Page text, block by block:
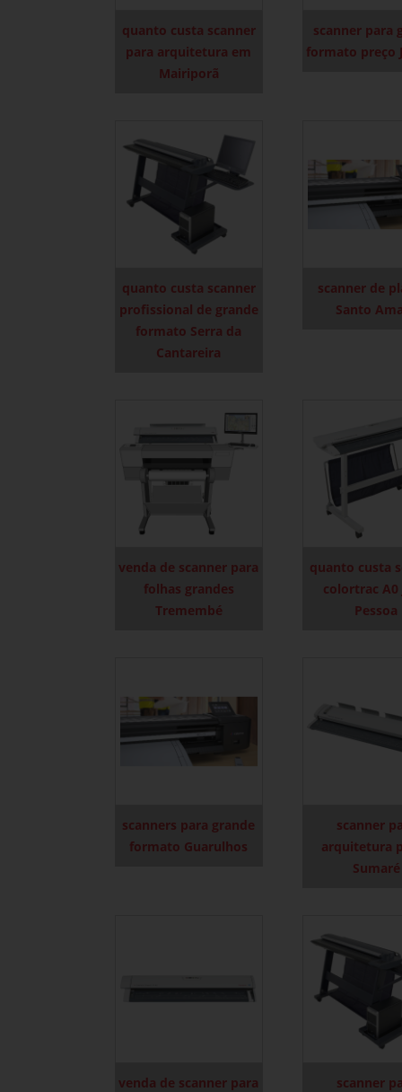
quanto custa scanner
para arquitetura em
Mairiporã
scanner para
formato preço
quanto custa scanner
profissional de grande
formato Serra da
Cantareira
scanner de
Santo
venda de scanner para
folhas grandes
Tremembé
quanto custa
colortrac A0
Pessoa
scanners para grande
formato Guarulhos
scanner
arquitetura
Sumaré
venda de scanner para
scanner